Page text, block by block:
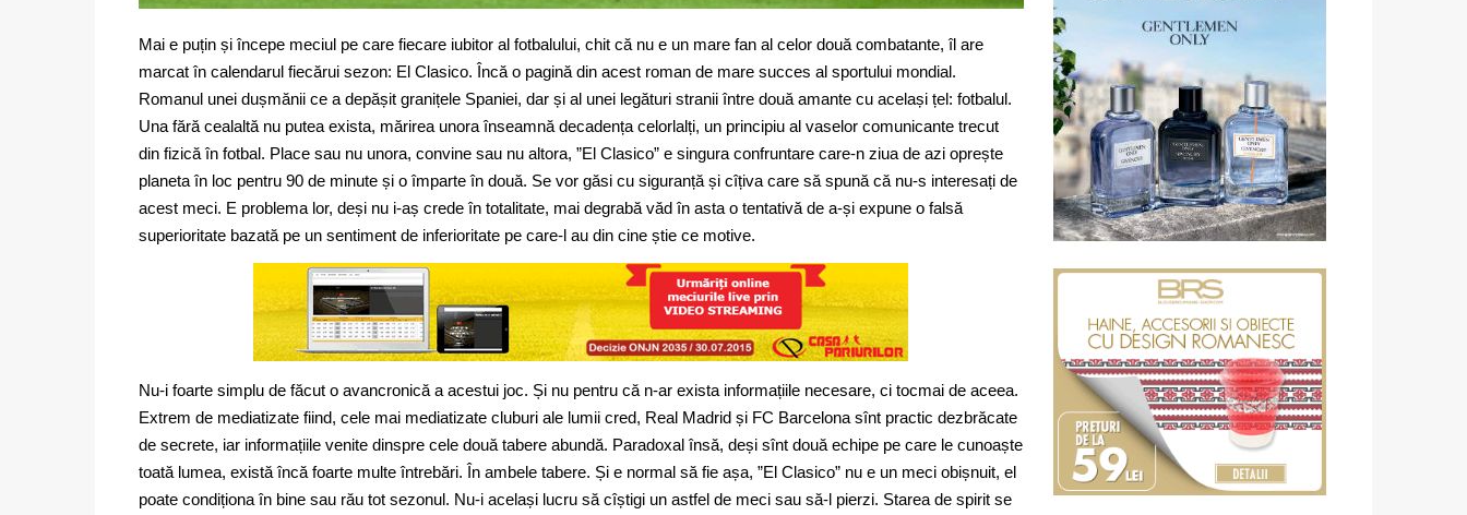
Mai e puțin și începe meciul pe care fiecare iubitor al fotbalului, chit că nu e un mare fan al celor două combatante, îl are
marcat în calendarul fiecărui sezon: El Clasico. Încă o pagină din acest roman de mare succes al sportului mondial.
Romanul unei dușmănii ce a depășit granițele Spaniei, dar și al unei legături stranii între două amante cu același țel: fotbalul.
Una fără cealaltă nu putea exista, mărirea unora înseamnă decadența celorlalți, un principiu al vaselor comunicante trecut
din fizică în fotbal. Place sau nu unora, convine sau nu altora, ”El Clasico” e singura confruntare care-n ziua de azi oprește
planeta în loc pentru 90 de minute și o împarte în două. Se vor găsi cu siguranță și cîțiva care să spună că nu-s interesați de
acest meci. E problema lor, deși nu i-aș crede în totalitate, mai degrabă văd în asta o tentativă de a-și expune o falsă
superioritate bazată pe un sentiment de inferioritate pe care-l au din cine știe ce motive.
Nu-i foarte simplu de făcut o avancronică a acestui joc. Și nu pentru că n-ar exista informațiile necesare, ci tocmai de aceea.
Extrem de mediatizate fiind, cele mai mediatizate cluburi ale lumii cred, Real Madrid și FC Barcelona sînt practic dezbrăcate
de secrete, iar informațiile venite dinspre cele două tabere abundă. Paradoxal însă, deși sînt două echipe pe care le cunoaște
toată lumea, există încă foarte multe întrebări. În ambele tabere. Și e normal să fie așa, ”El Clasico” nu e un meci obișnuit, el
poate condiționa în bine sau rău tot sezonul. Nu-i același lucru să cîștigi un astfel de meci sau să-l pierzi. Starea de spirit se